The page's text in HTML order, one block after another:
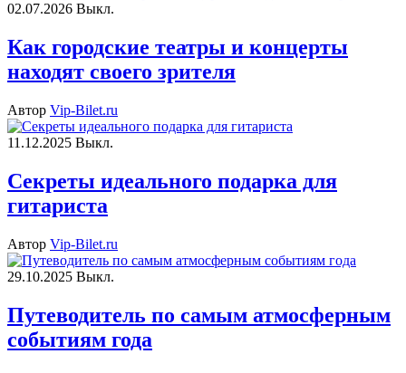
02.07.2026 Выкл.
Как городские театры и концерты
находят своего зрителя
Автор Vip-Bilet.ru
11.12.2025 Выкл.
Секреты идеального подарка для
гитариста
Автор Vip-Bilet.ru
29.10.2025 Выкл.
Путеводитель по самым атмосферным
событиям года